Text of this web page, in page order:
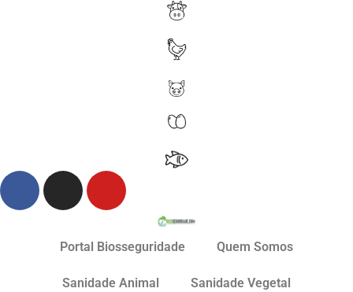
Portal Biosseguridade Quem Somos
Sanidade Animal Sanidade Vegetal